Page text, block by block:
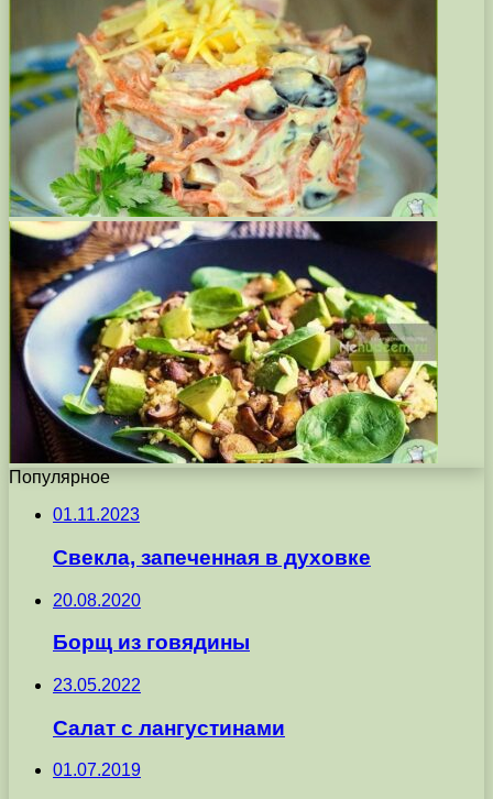
Популярное
01.11.2023
Свекла, запеченная в духовке
20.08.2020
Борщ из говядины
23.05.2022
Салат с лангустинами
01.07.2019